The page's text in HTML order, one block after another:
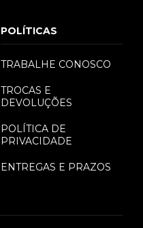
POLÍTICAS
TRABALHE CONOSCO
TROCAS E
DEVOLUÇÕES
POLÍTICA DE
PRIVACIDADE
ENTREGAS E PRAZOS